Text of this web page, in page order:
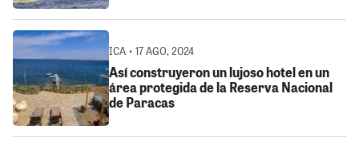
ICA • 17 AGO, 2024
Así construyeron un lujoso hotel en un
área protegida de la Reserva Nacional
de Paracas